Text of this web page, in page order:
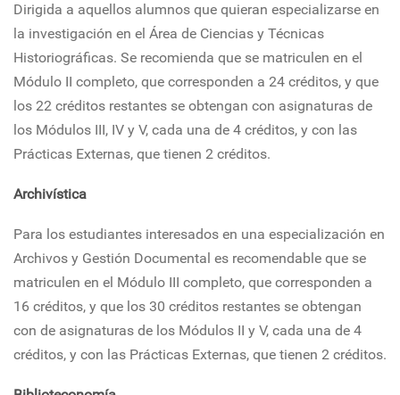
Dirigida a aquellos alumnos que quieran especializarse en
la investigación en el Área de Ciencias y Técnicas
Historiográficas. Se recomienda que se matriculen en el
Módulo II completo, que corresponden a 24 créditos, y que
los 22 créditos restantes se obtengan con asignaturas de
los Módulos III, IV y V, cada una de 4 créditos, y con las
Prácticas Externas, que tienen 2 créditos.
Archivística
Para los estudiantes interesados en una especialización en
Archivos y Gestión Documental es recomendable que se
matriculen en el Módulo III completo, que corresponden a
16 créditos, y que los 30 créditos restantes se obtengan
con de asignaturas de los Módulos II y V, cada una de 4
créditos, y con las Prácticas Externas, que tienen 2 créditos.